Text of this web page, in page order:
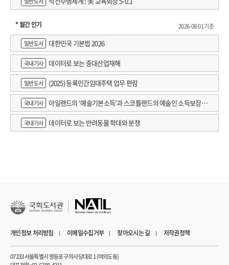
* 월간 인기
2026-08-01 기준
일반도서
대한민국 기본법 2026
국내기사 데이터로 보는 중대산업재해
일반도서 (2025) 등록민간임대주택 업무 편람
국내기사
아일랜드의 ‘예술기본소득’과 스코틀랜드의 예술인 소득보장정
책 논의
국내기사 데이터로 보는 반려동물 학대와 분쟁
개인정보 처리방침 이메일수집거부 찾아오시는 길 저작권정책
07233 서울특별시 영등포구 의사당대로 1 (여의도동)